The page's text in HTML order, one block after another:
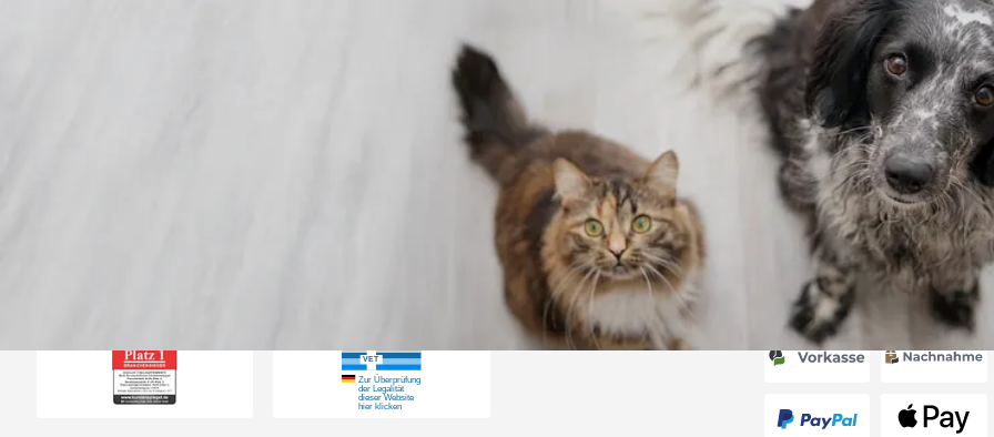
„Gute Erfahrung mit
Zoologo,schnelle Lieferung, alles
top“
31.07.2026
Versand
Akzeptierte